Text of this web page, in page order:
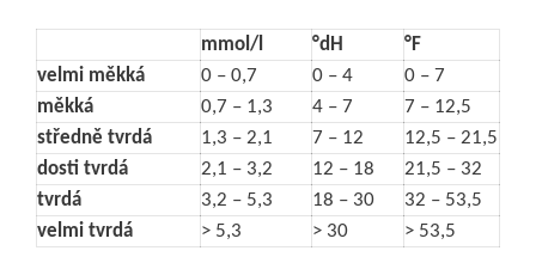
mmol/l °dH
°F
velmi měkká
0 – 0,7 0 – 4
0 – 7
měkká
0,7 – 1,3 4 – 7
7 – 12,5
středně tvrdá
1,3 – 2,1 7 – 12
12,5 – 21,5
dosti tvrdá
2,1 – 3,2 12 – 18
21,5 – 32
tvrdá
3,2 – 5,3 18 – 30
32 – 53,5
velmi tvrdá
> 5,3 > 30 > 53,5